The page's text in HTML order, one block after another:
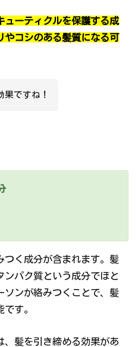
ューティクルを保護する成
やコシのある髪質になる可
果ですね！
つく成分が含まれます。髪
ンパク質という成分でほと
ソンが絡みつくことで、髪
す。
、髪を引き締める効果があ